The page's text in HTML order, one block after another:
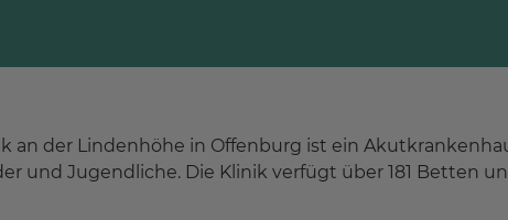
an der Lindenhöhe in Offenburg ist ein
und Jugendliche. Die Klinik verfügt über 181 Betten